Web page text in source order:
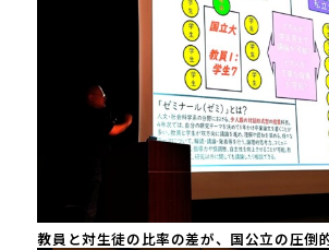
教員と対生徒の比率の差が、国公立の圧倒